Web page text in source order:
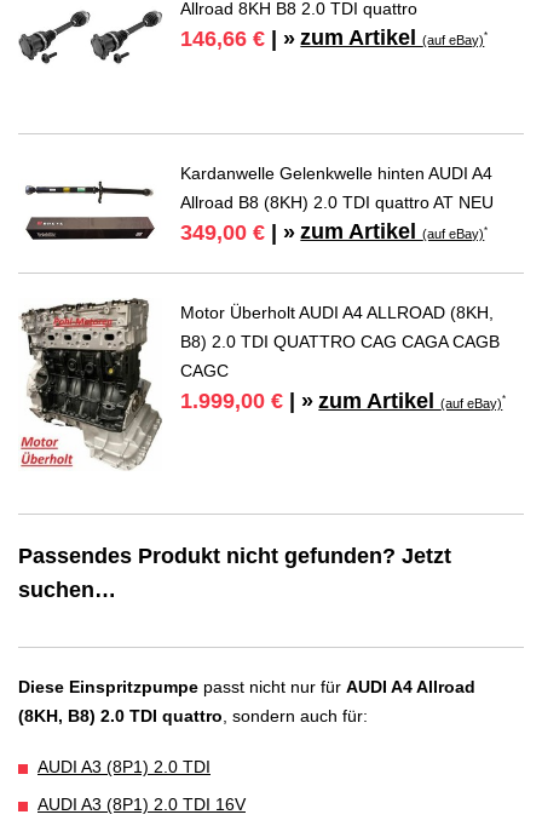
Allroad 8KH B8 2.0 TDI quattro
146,66 € | » zum Artikel(auf eBay)*
Kardanwelle Gelenkwelle hinten AUDI A4
Allroad B8 (8KH) 2.0 TDI quattro AT NEU
349,00 € | » zum Artikel(auf eBay)*
Motor Überholt AUDI A4 ALLROAD (8KH,
B8) 2.0 TDI QUATTRO CAG CAGA CAGB
CAGC
1.999,00 € | » zum Artikel(auf eBay)*
Passendes Produkt nicht gefunden? Jetzt
suchen…
Diese Einspritzpumpe passt nicht nur für AUDI A4 Allroad
(8KH, B8) 2.0 TDI quattro , sondern auch für:
AUDI A3 (8P1) 2.0 TDI
AUDI A3 (8P1) 2.0 TDI 16V